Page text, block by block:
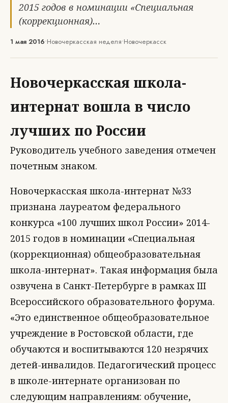
2015 годов в номинации «Специальная
(коррекционная)…
1 мая 2016•Новочеркасская неделя•Новочеркасск
Новочеркасская школа-
интернат вошла в число
лучших по России
Руководитель учебного заведения отмечен
почетным знаком.
Новочеркасская школа-интернат №33
признана лауреатом федерального
конкурса «100 лучших школ России» 2014-
2015 годов в номинации «Специальная
(коррекционная) общеобразовательная
школа-интернат». Такая информация была
озвучена в Санкт-Петербурге в рамках III
Всероссийского образовательного форума.
«Это единственное общеобразовательное
учреждение в Ростовской области, где
обучаются и воспитываются 120 незрячих
детей-инвалидов. Педагогический процесс
в школе-интернате организован по
следующим направлениям: обучение,